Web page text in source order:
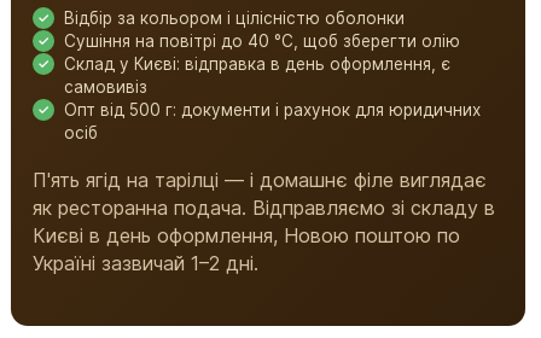
Відбір за кольором і цілісністю оболонки
Сушіння на повітрі до 40 °C, щоб зберегти олію
Склад у Києві: відправка в день оформлення, є
самовивіз
Опт від 500 г: документи і рахунок для юридичних
осіб
П'ять ягід на тарілці — і домашнє філе виглядає
як ресторанна подача. Відправляємо зі складу в
Києві в день оформлення, Новою поштою по
Україні зазвичай 1–2 дні.